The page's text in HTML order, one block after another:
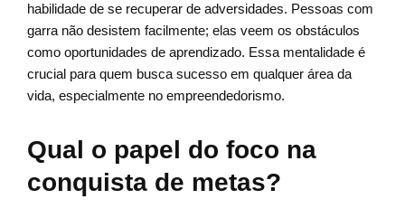
habilidade de se recuperar de adversidades. Pessoas com
garra não desistem facilmente; elas veem os obstáculos
como oportunidades de aprendizado. Essa mentalidade é
crucial para quem busca sucesso em qualquer área da
vida, especialmente no empreendedorismo.
Qual o papel do foco na
conquista de metas?